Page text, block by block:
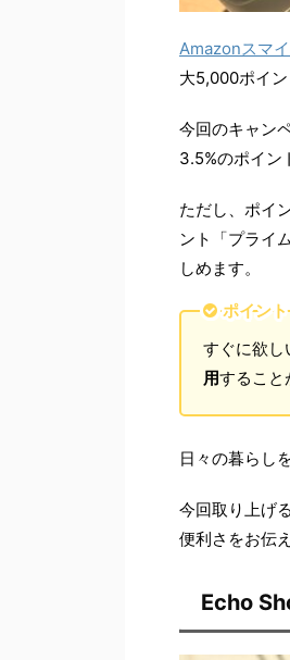
Amazonスマ
大5,000ポイン
今回のキャン
3.5%のポイン
ただし、ポイ
ント「プライ
しめます。
ポイント
すぐに欲し
用すること
日々の暮らし
今回取り上げ
便利さをお伝
Echo